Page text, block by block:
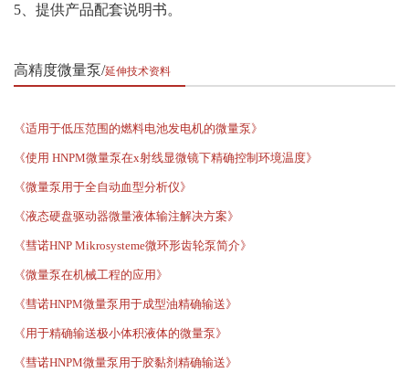
5、提供产品配套说明书。
高精度微量泵 延伸技术资料
《适用于低压范围的燃料电池发电机的微量泵》
《使用 HNPM微量泵在x射线显微镜下精确控制环境温度》
《微量泵用于全自动血型分析仪》
《液态硬盘驱动器微量液体输注解决方案》
《彗诺HNP Mikrosysteme微环形齿轮泵简介》
《微量泵在机械工程的应用》
《彗诺HNPM微量泵用于成型油精确输送》
《用于精确输送极小体积液体的微量泵》
《彗诺HNPM微量泵用于胶黏剂精确输送》